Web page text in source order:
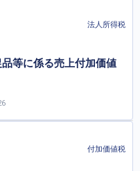
法人所得税
等に係る売上付加価値
付加価値税